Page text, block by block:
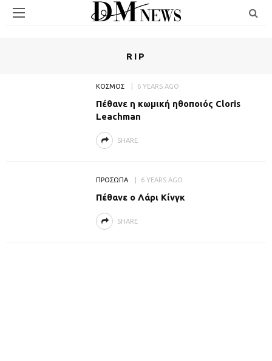
RIP
ΚΟΣΜΟΣ 6 YEARS AGO
Πέθανε η κωμική ηθοποιός Cloris
Leachman
SHARE
ΠΡΟΣΩΠΑ 6 YEARS AGO
Πέθανε ο Λάρι Κίνγκ
SHARE